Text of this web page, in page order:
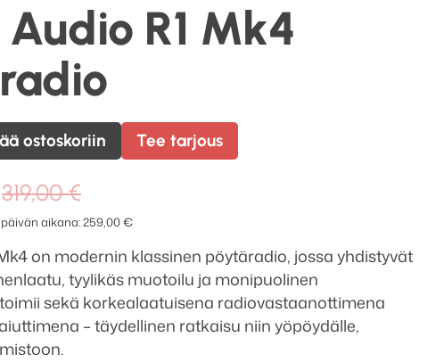
R1 Mk4
ostoskoriin Tee tarjous
319,00€Alkuperäinen
hinta
oli:
319,00 €.
Nykyinen
hinta
on:
259,00 €.
aikana:259,00€
on modernin klassinen pöytäradio, jossa yhdistyvät
tyylikäs muotoilu ja monipuolinen
sekä korkealaatuisena radiovastaanottimena
– täydellinen ratkaisu niin yöpöydälle,